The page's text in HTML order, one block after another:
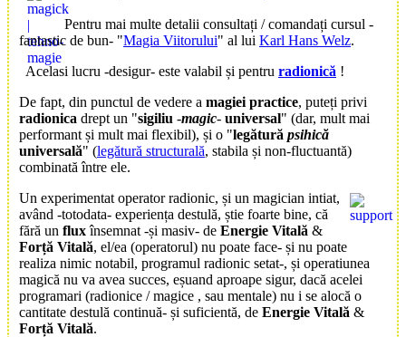
Pentru mai multe detalii consultați / comandați cursul -
fantastic de bun- "Magia Viitorului" al lui Karl Hans Welz.
Acelasi lucru -desigur- este valabil și pentru radionică !
De fapt, din punctul de vedere a magiei practice, puteți privi
radionica drept un "sigiliu -magic- universal" (dar, mult mai
performant și mult mai flexibil), și o "legătură psihică
universală" (legătură structurală, stabila și non-fluctuantă)
combinată între ele.
Un experimentat operator radionic, și un magician intiat,
având -totodata- experiența destulă, știe foarte bine, că
fără un fluxînsemnat -și masiv- de Energie Vitală &
Forță Vitală, el/ea (operatorul) nu poate face- și nu poate
realiza nimic notabil, programul radionic setat-, și operatiunea
magică nu va avea succes, eșuand aproape sigur, dacă acelei
programari (radionice / magice , sau mentale) nu i se alocă o
cantitate destulă continuă- și suficientă, de Energie Vitală &
Forță Vitală.